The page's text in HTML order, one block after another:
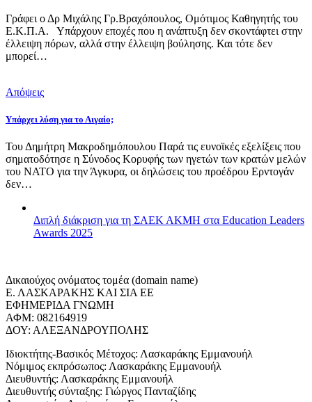
Γράφει ο Δρ Μιχάλης Γρ.Βραχόπουλος, Ομότιμος Καθηγητής του
Ε.Κ.Π.Α. Υπάρχουν εποχές που η ανάπτυξη δεν σκοντάφτει στην
έλλειψη πόρων, αλλά στην έλλειψη βούλησης. Και τότε δεν
μπορεί…
Απόψεις
Υπάρχει λύση για το Αιγαίο;
Του Δημήτρη Μακροδημόπουλου Παρά τις ευνοϊκές εξελίξεις που
σηματοδότησε η Σύνοδος Κορυφής των ηγετών των κρατών μελών
του ΝΑΤΟ για την Άγκυρα, οι δηλώσεις του προέδρου Ερντογάν
δεν…
Διπλή διάκριση για τη ΣΑΕΚ ΑΚΜΗ στα Education Leaders
Awards 2025
Δικαιούχος ονόματος τομέα (domain name)
Ε. ΛΑΣΚΑΡΑΚΗΣ ΚΑΙ ΣΙΑ ΕΕ
ΕΦΗΜΕΡΙΔΑ ΓΝΩΜΗ
ΑΦΜ: 082164919
ΔΟΥ: ΑΛΕΞΑΝΔΡΟΥΠΟΛΗΣ
Ιδιοκτήτης-Βασικός Μέτοχος: Λασκαράκης Εμμανουήλ
Νόμιμος εκπρόσωπος: Λασκαράκης Εμμανουήλ
Διευθυντής: Λασκαράκης Εμμανουήλ
Διευθυντής σύνταξης: Γιώργος Πανταζίδης